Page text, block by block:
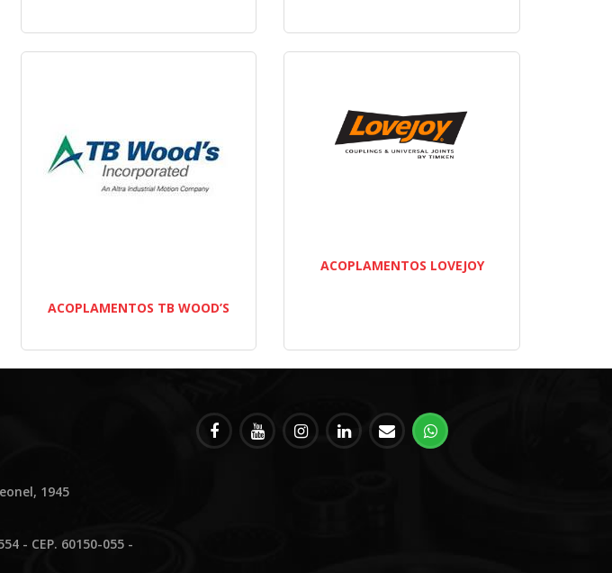
ACOPLAMENTOS TB WOOD’S
ACOPLAMENTOS LOVEJOY
1945
- CEP. 60150-055 -